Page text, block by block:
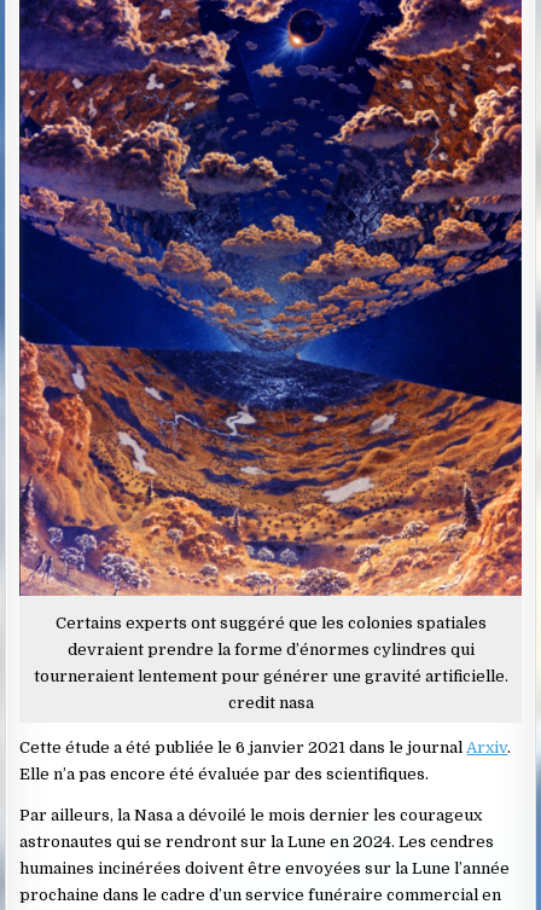
Certains experts ont suggéré que les colonies spatiales
devraient prendre la forme d’énormes cylindres qui
tourneraient lentement pour générer une gravité artificielle.
credit nasa
Cette étude a été publiée le 6 janvier 2021 dans le journal Arxiv.
Elle n’a pas encore été évaluée par des scientifiques.
Par ailleurs, la Nasa a dévoilé le mois dernier les courageux
astronautes qui se rendront sur la Lune en 2024. Les cendres
humaines incinérées doivent être envoyées sur la Lune l’année
prochaine dans le cadre d’un service funéraire commercial en